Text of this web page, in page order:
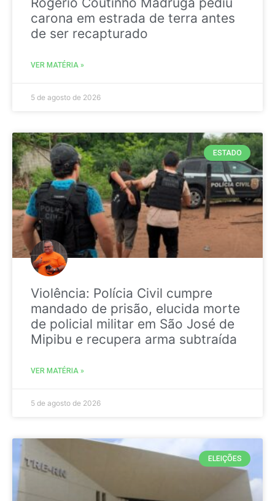
carona em estrada de terra antes
de ser recapturado
VER MATÉRIA »
5 de agosto de 2026
ESTADO
Violência: Polícia Civil cumpre
mandado de prisão, elucida morte
de policial militar em São José de
Mipibu e recupera arma subtraída
VER MATÉRIA »
5 de agosto de 2026
ELEIÇÕES